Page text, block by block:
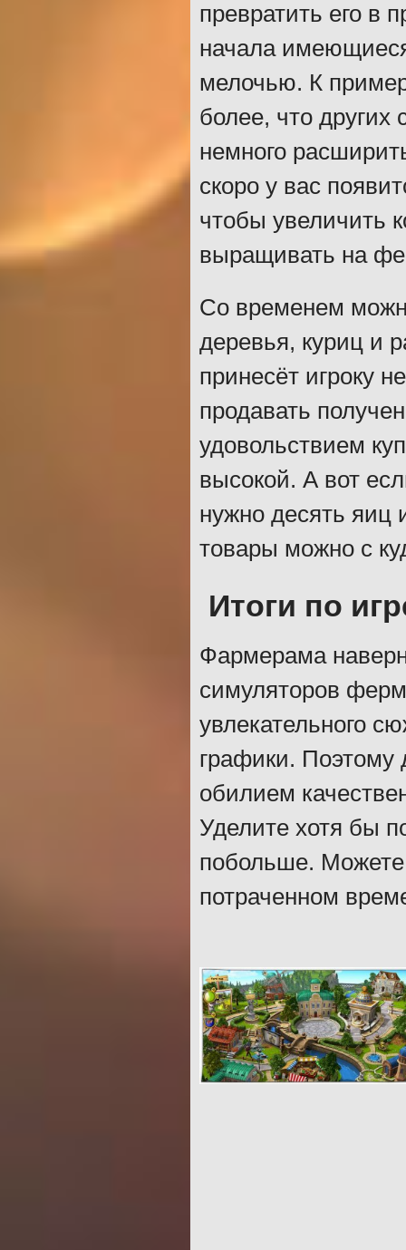
превратить его
начала
мелочью. К
более, что других
немного
скоро у вас
чтобы увеличить
выращивать на
Со временем
деревья, куриц и
принесёт игроку
продавать
удовольствием
высокой. А вот
нужно десять яиц
товары можно с
Итоги по
Фармерама
симуляторов
увлекательного
графики. Поэтому
обилием
Уделите хотя бы
побольше. Можете
потраченном